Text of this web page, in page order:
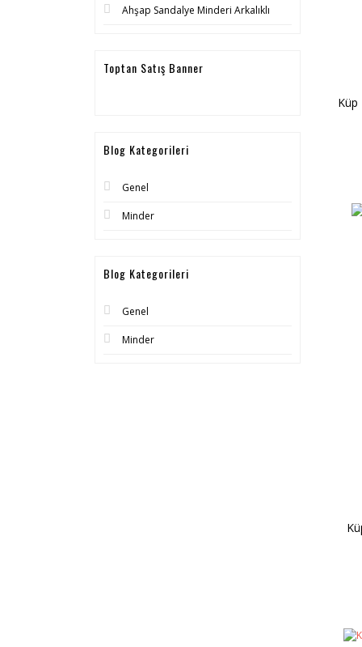
Ahşap Sandalye Minderi Arkalıklı
Toptan Satış Banner
Blog Kategorileri
Genel
Minder
Blog Kategorileri
Genel
Minder
Küp